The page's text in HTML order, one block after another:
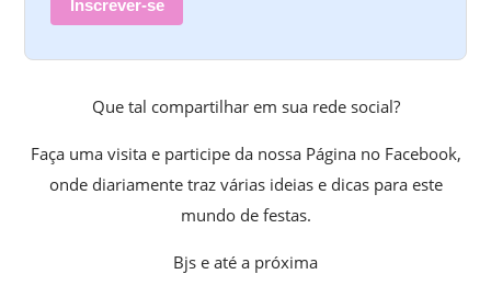
Inscrever-se
Que tal compartilhar em sua rede social?
Faça uma visita e participe da nossa Página no Facebook,
onde diariamente traz várias ideias e dicas para este
mundo de festas.
Bjs e até a próxima